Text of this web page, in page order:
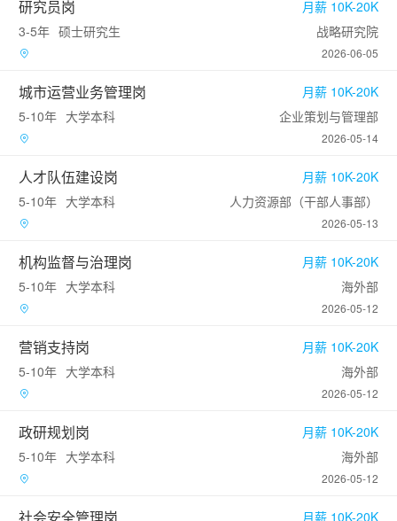
研究员岗
月薪 10K-20K
3-5年 硕士研究生 战略研究院
2026-06-05
城市运营业务管理岗
月薪 10K-20K
5-10年 大学本科 企业策划与管理部
2026-05-14
人才队伍建设岗
月薪 10K-20K
5-10年 大学本科 人力资源部（干部人事部）
2026-05-13
机构监督与治理岗
月薪 10K-20K
5-10年 大学本科 海外部
2026-05-12
营销支持岗
月薪 10K-20K
5-10年 大学本科 海外部
2026-05-12
政研规划岗
月薪 10K-20K
5-10年 大学本科 海外部
2026-05-12
月薪 10K-20K